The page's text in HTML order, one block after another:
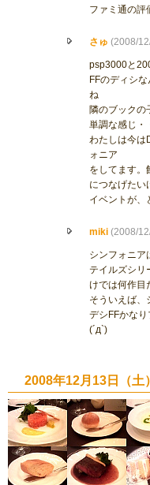
ファミ通の評
さゅ (2008/
psp3000と
FFのディシ
ね
隣のブックの
単調な感じ・
わたしは今は
ォニア
をしてます。
につなげたい
イベントが、
miki (2008/
シンフォニア
テイルズシリ
けでは何作目
そういえば、
デシFFかな
(´д`)
2008年12月13日（